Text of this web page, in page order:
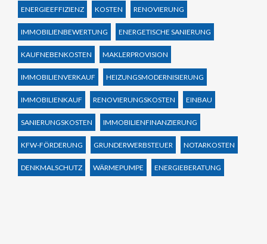
ENERGIEEFFIZIENZ KOSTEN RENOVIERUNG
IMMOBILIENBEWERTUNG ENERGETISCHE SANIERUNG
KAUFNEBENKOSTEN MAKLERPROVISION
IMMOBILIENVERKAUF HEIZUNGSMODERNISIERUNG
IMMOBILIENKAUF RENOVIERUNGSKOSTEN EINBAU
SANIERUNGSKOSTEN IMMOBILIENFINANZIERUNG
KFW-FÖRDERUNG GRUNDERWERBSTEUER NOTARKOSTEN
DENKMALSCHUTZ WÄRMEPUMPE ENERGIEBERATUNG